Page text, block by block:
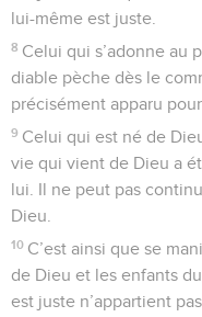
lui-même est juste.
8 Celui qui s’adonne au
diable pèche dès le
précisément apparu
9 Celui qui est né de
vie qui vient de Dieu a
lui. Il ne peut pas
Dieu.
10 C’est ainsi que se
de Dieu et les enfants
est juste n’appartient